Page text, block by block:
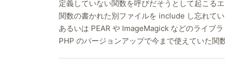
定義していない関数を呼びだそうとして起こる
関数の書かれた別ファイルを include し忘れて
あるいは PEAR や ImageMagick などのライブ
PHP のバージョンアップで今まで使えていた関